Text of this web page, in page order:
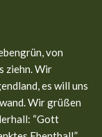
von
ziehn. Wir
es will uns
Wir grüßen
“Gott